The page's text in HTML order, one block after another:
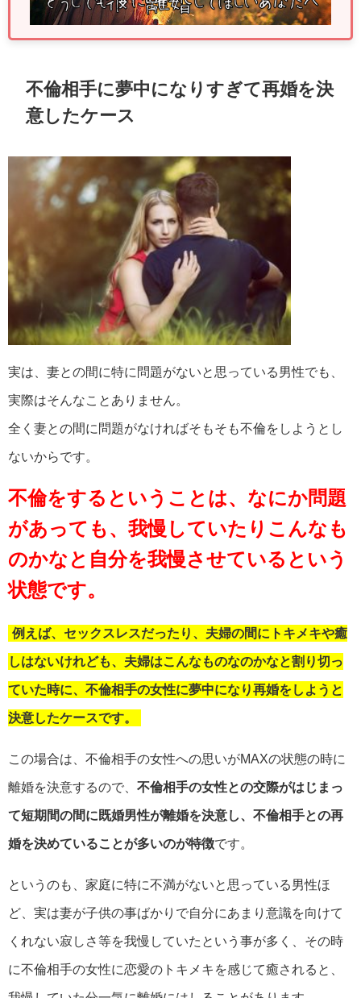
不倫相手に夢中になりすぎて再婚を決
意したケース
実は、妻との間に特に問題がないと思っている男性でも、
実際はそんなことありません。
全く妻との間に問題がなければそもそも不倫をしようとし
ないからです。
不倫をするということは、なにか問題
があっても、我慢していたりこんなも
のかなと自分を我慢させているという
状態です。
例えば、セックスレスだったり、夫婦の間にトキメキや癒
しはないけれども、夫婦はこんなものなのかなと割り切っ
ていた時に、不倫相手の女性に夢中になり再婚をしようと
決意したケースです。
この場合は、不倫相手の女性への思いがMAXの状態の時に
離婚を決意するので、 不倫相手の女性との交際がはじまっ
て短期間の間に既婚男性が離婚を決意し、不倫相手との再
婚を決めていることが多いのが特徴です。
というのも、家庭に特に不満がないと思っている男性ほ
ど、実は妻が子供の事ばかりで自分にあまり意識を向けて
くれない寂しさ等を我慢していたという事が多く、その時
に不倫相手の女性に恋愛のトキメキを感じて癒されると、